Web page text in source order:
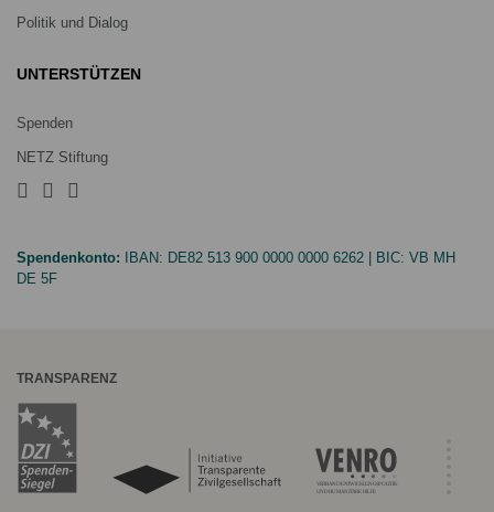
Politik und Dialog
UNTERSTÜTZEN
Spenden
NETZ Stiftung
Spendenkonto: IBAN: DE82 513 900 0000 0000 6262 | BIC: VB MH
DE 5F
TRANSPARENZ